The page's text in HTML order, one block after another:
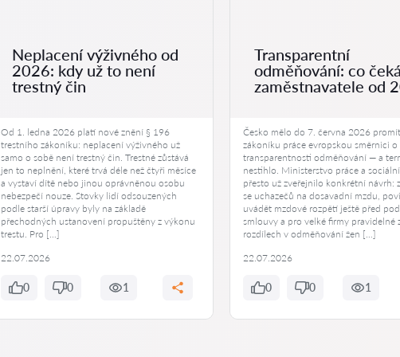
Neplacení výživného od
2026: kdy už to není
trestný čin
Od 1. ledna 2026 platí nové znění § 196
trestního zákoníku: neplacení výživného už
samo o sobě není trestný čin. Trestné zůstává
jen to neplnění, které trvá déle než čtyři měsíce
a vystaví dítě nebo jinou oprávněnou osobu
nebezpečí nouze. Stovky lidí odsouzených
podle starší úpravy byly na základě
přechodných ustanovení propuštěny z výkonu
trestu. Pro […]
22.07.2026
0 0 1
Transparentní
odměňování: co čeká
zaměstnavatele od
Česko mělo do 7. června 2026
zákoníku práce evropskou směrnici o
transparentnosti odměňování — a
nestihlo. Ministerstvo práce a
přesto už zveřejnilo konkrétní návrh:
se uchazečů na dosavadní mzdu,
uvádět mzdové rozpětí ještě před
smlouvy a pro velké firmy pravidelné
rozdílech v odměňování žen […]
22.07.2026
0 0 1